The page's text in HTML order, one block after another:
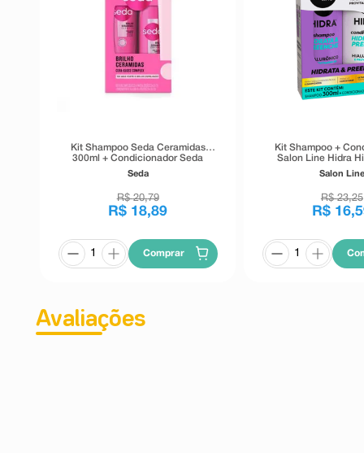
Kit Shampoo Seda Ceramidas
300ml + Condicionador Seda
Ceramidas 190ml
Seda
R$ 20,79
R$ 18,89
Comprar
Kit Shampoo +
Salon Line Hidra
Hidrata e Preenche
Salon Line
R$ 23,25
R$ 16,
Avaliações